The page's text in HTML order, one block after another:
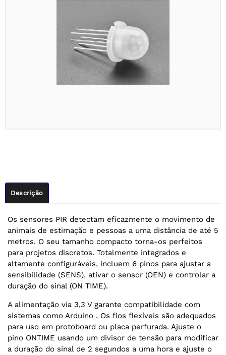
Descrição
Os sensores PIR detectam eficazmente o movimento de
animais de estimação e pessoas a uma distância de até 5
metros. O seu tamanho compacto torna-os perfeitos
para projetos discretos. Totalmente integrados e
altamente configuráveis, incluem 6 pinos para ajustar a
sensibilidade (SENS), ativar o sensor (OEN) e controlar a
duração do sinal (ON TIME).
A alimentação via 3,3 V garante compatibilidade com
sistemas como Arduino . Os fios flexíveis são adequados
para uso em protoboard ou placa perfurada. Ajuste o
pino ONTIME usando um divisor de tensão para modificar
a duração do sinal de 2 segundos a uma hora e ajuste o